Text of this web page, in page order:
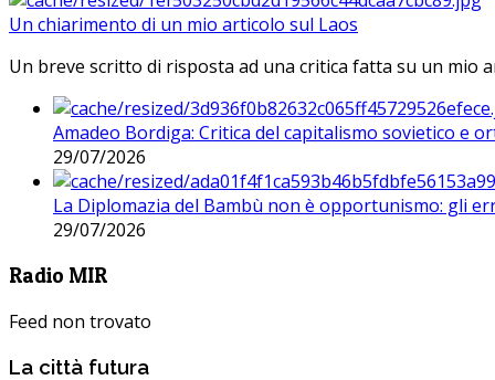
Un chiarimento di un mio articolo sul Laos
Un breve scritto di risposta ad una critica fatta su un mio
Amadeo Bordiga: Critica del capitalismo sovietico e
29/07/2026
La Diplomazia del Bambù non è opportunismo: gli
29/07/2026
Radio MIR
Feed non trovato
La città futura